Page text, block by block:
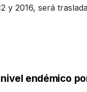
y 2016, será
endémico